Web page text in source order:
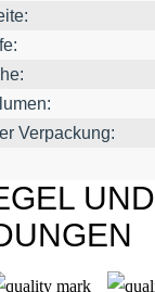
Verpackung:
UND